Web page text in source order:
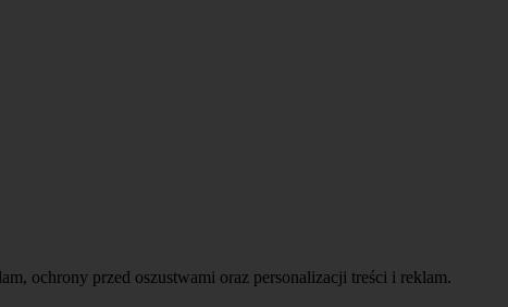
ochrony przed oszustwami oraz personalizacji treści i reklam.